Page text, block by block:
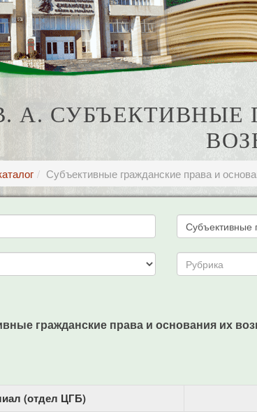
А.
Субъективные гражданские права и
гражданские права и основания их
(отдел ЦГБ)